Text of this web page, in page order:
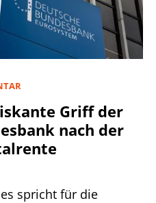
Griff der
nach der
spricht für die